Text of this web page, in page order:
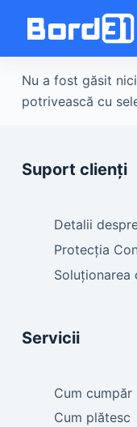
Nu a fost găsit
potrivească cu
Suport clienți
Detalii
Protecția
Soluționarea
Servicii
Cum cumpăr
Cum plătesc